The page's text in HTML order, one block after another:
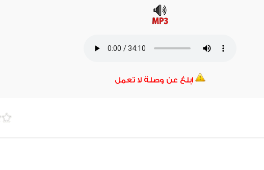
ابلغ عن وصلة لا تعمل